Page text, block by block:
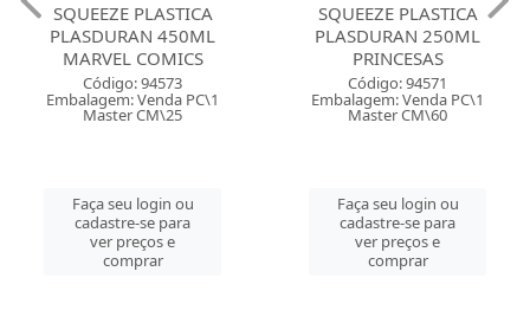
SQUEEZE PLASTICA
PLASDURAN 450ML
MARVEL COMICS
Código: 94573
Embalagem: Venda PC\1
Master CM\25
Faça seu login ou
cadastre-se para
ver preços e
comprar
SQUEEZE PLASTICA
PLASDURAN 250ML
PRINCESAS
Código: 94571
Embalagem: Venda PC\1
Master CM\60
Faça seu login ou
cadastre-se para
ver preços e
comprar